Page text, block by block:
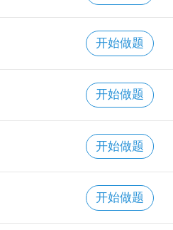
开始做题
开始做题
开始做题
开始做题